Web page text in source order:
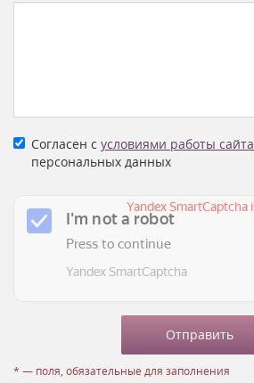
Согласен с условиями работы сайта
персональных данных
* — поля, обязательные для заполнения